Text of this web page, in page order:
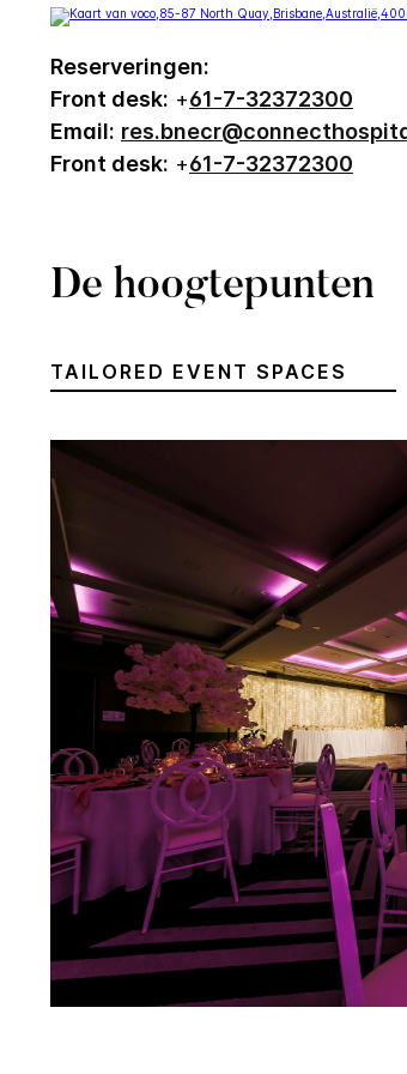
Reserveringen:
Front desk: +61-7-32372300
Email:
Front desk: +61-7-32372300
De hoogtepunten
TAILORED EVENT SPACES